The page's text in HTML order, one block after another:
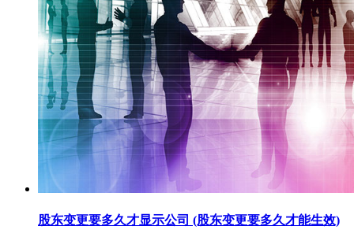
股东变更要多久才显示公司 (股东变更要多久才能生效)